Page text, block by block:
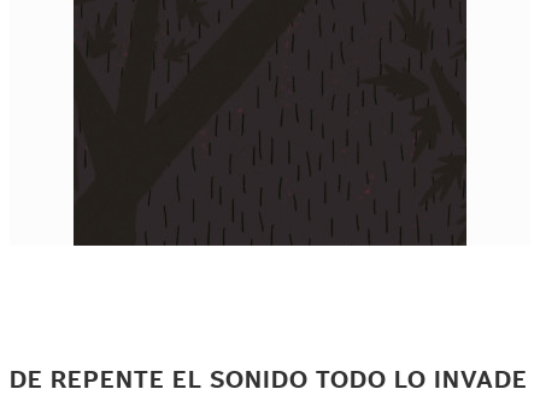
DE REPENTE EL SONIDO TODO LO INVADE